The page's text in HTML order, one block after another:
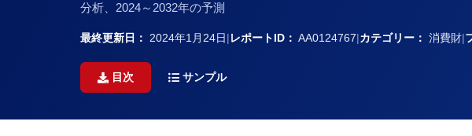
分析、2024～2032年の予測
最終更新日： 2024年1月24日|レポートID： AA0124767|カテゴリー： 消費財|
目次 サンプル